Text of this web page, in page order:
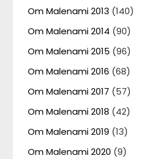
Om Malenami 2013 (140)
Om Malenami 2014 (90)
Om Malenami 2015 (96)
Om Malenami 2016 (68)
Om Malenami 2017 (57)
Om Malenami 2018 (42)
Om Malenami 2019 (13)
Om Malenami 2020 (9)